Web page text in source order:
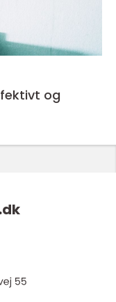
og
dk